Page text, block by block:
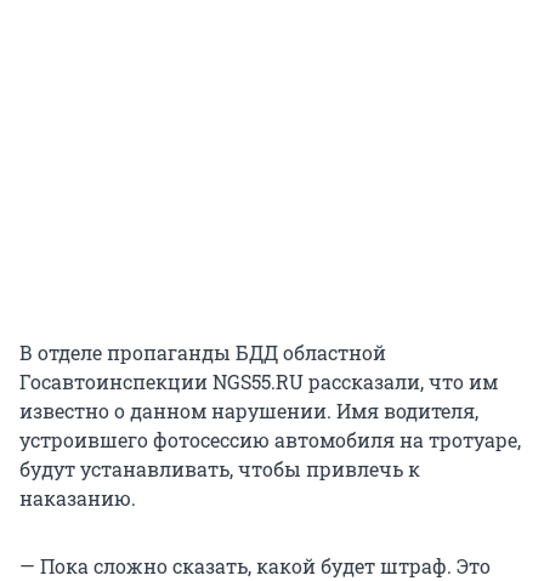
В отделе пропаганды БДД областной
Госавтоинспекции NGS55.RU рассказали, что им
известно о данном нарушении. Имя водителя,
устроившего фотосессию автомобиля на тротуаре,
будут устанавливать, чтобы привлечь к
наказанию.
— Пока сложно сказать, какой будет штраф. Это